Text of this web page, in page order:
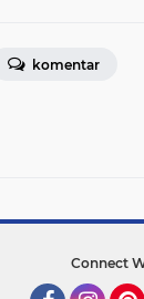
komentar
Connect